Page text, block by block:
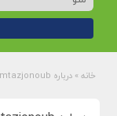
خانه » درباره momtazjonoub